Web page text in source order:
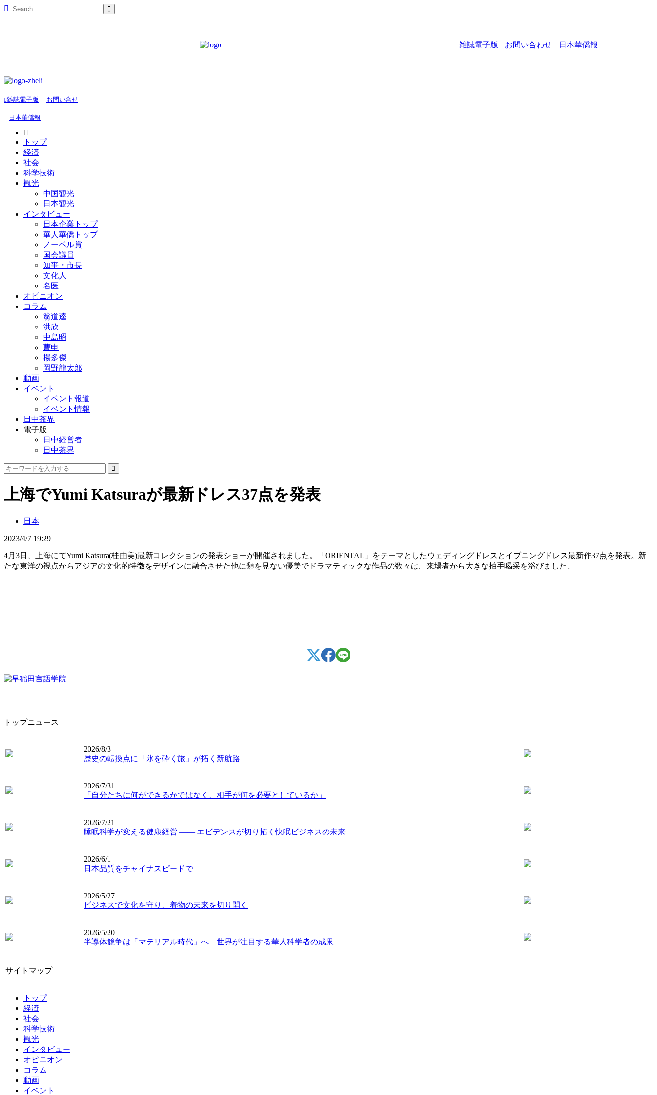
雑誌電子版 お問い合わせ 日本華僑報
雑誌電子版 お問い合せ
日本華僑報
トップ
経済
社会
科学技術
観光
中国観光
日本観光
インタビュー
日本企業トップ
華人華僑トップ
ノーベル賞
国会議員
知事・市長
文化人
名医
オピニオン
コラム
翁道逵
洪欣
中島昭
曹申
楊多傑
岡野龍太郎
動画
イベント
イベント報道
イベント情報
日中茶界
電子版
日中経営者
日中茶界
上海でYumi Katsuraが最新ドレス37点を発表
日本
2023/4/7 19:29
4月3日、上海にてYumi Katsura(桂由美)最新コレクションの発表ショーが開催されました。「ORIENTAL」をテーマとしたウェディングドレスとイブニングドレス最新作37点を発表。新
たな東洋の視点からアジアの文化的特徴をデザインに融合させた他に類を見ない優美でドラマティックな作品の数々は、来場者から大きな拍手喝采を浴びました。
トップニュース
2026/8/3
歴史の転換点に「氷を砕く旅」が拓く新航路
2026/7/31
「自分たちに何ができるかではなく、相手が何を必要としているか」
2026/7/21
睡眠科学が変える健康経営 ―― エビデンスが切り拓く快眠ビジネスの未来
2026/6/1
日本品質をチャイナスピードで
2026/5/27
ビジネスで文化を守り、着物の未来を切り開く
2026/5/20
半導体競争は「マテリアル時代」へ 世界が注目する華人科学者の成果
サイトマップ
トップ
経済
社会
科学技術
観光
インタビュー
オピニオン
コラム
動画
イベント